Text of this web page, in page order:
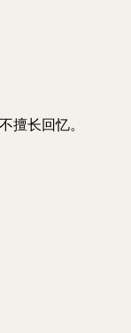
擅长回忆。